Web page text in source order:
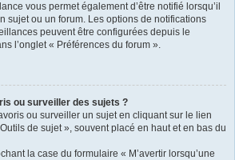
vous permet également d’être notifié lorsqu’il
sujet ou un forum. Les options de notifications
peuvent être configurées depuis le
l’onglet « Préférences du forum ».
ou surveiller des sujets ?
ou surveiller un sujet en cliquant sur le lien
de sujet », souvent placé en haut et en bas du
la case du formulaire « M’avertir lorsqu’une